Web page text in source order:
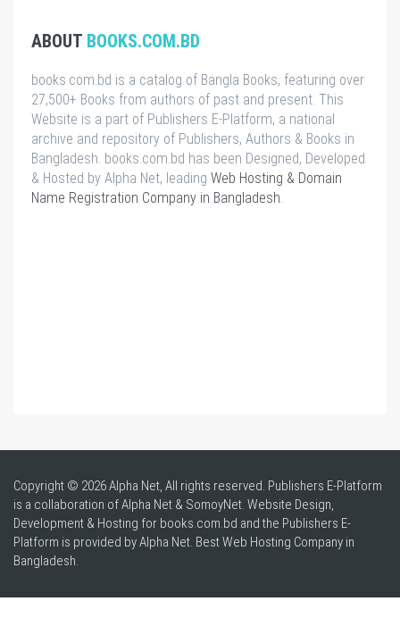
ABOUT BOOKS.COM.BD
books.com.bd is a catalog of Bangla Books, featuring over
27,500+ Books from authors of past and present. This
Website is a part of Publishers E-Platform, a national
archive and repository of Publishers, Authors & Books in
Bangladesh. books.com.bd has been Designed, Developed
& Hosted by Alpha Net, leading Web Hosting & Domain
Name Registration Company in Bangladesh.
Copyright © 2026 Alpha Net, All rights reserved. Publishers E-Platform
is a collaboration of Alpha Net & SomoyNet. Website Design,
Development & Hosting for books.com.bd and the Publishers E-
Platform is provided by Alpha Net. BestWeb Hosting Company in
Bangladesh.